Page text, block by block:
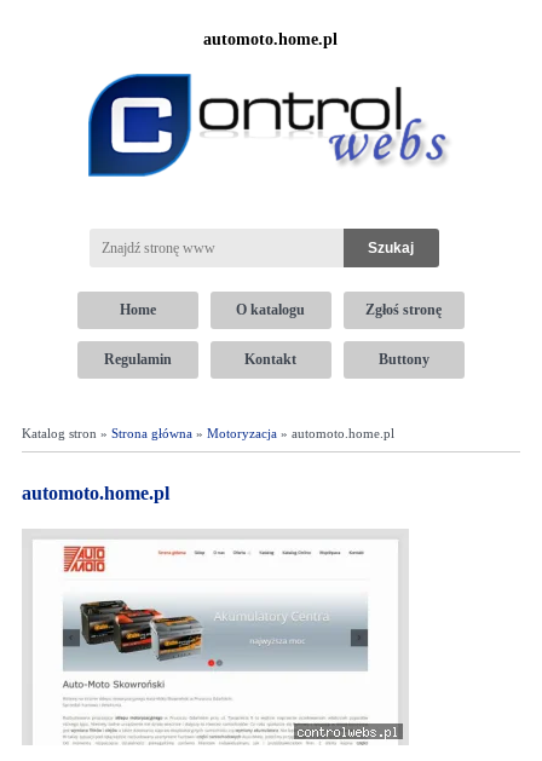
automoto.home.pl
Home O katalogu Zgłoś stronę
Regulamin Kontakt Buttony
Katalog stron » Strona główna» Motoryzacja» automoto.home.pl
automoto.home.pl